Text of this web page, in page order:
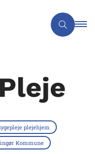
plejehjem
Kommune